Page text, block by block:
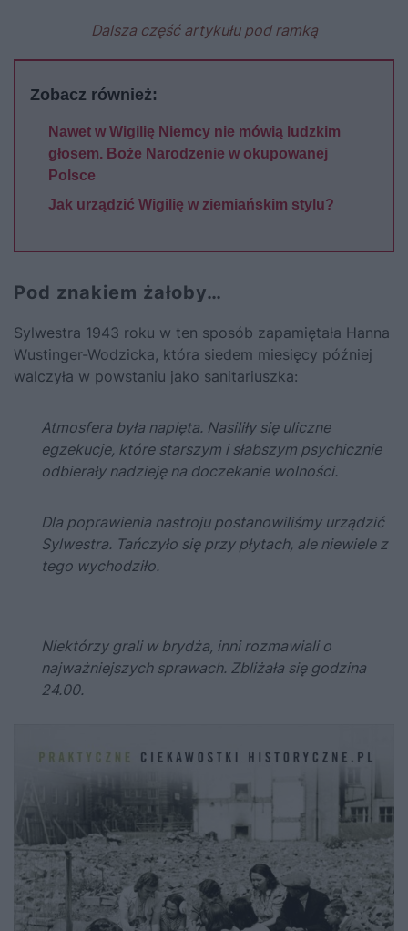
Dalsza część artykułu pod ramką
Zobacz również:
Nawet w Wigilię Niemcy nie mówią ludzkim
głosem. Boże Narodzenie w okupowanej
Polsce
Jak urządzić Wigilię w ziemiańskim stylu?
Pod znakiem żałoby…
Sylwestra 1943 roku w ten sposób zapamiętała Hanna
Wustinger-Wodzicka, która siedem miesięcy później
walczyła w powstaniu jako sanitariuszka:
Atmosfera była napięta. Nasiliły się uliczne
egzekucje, które starszym i słabszym psychicznie
odbierały nadzieję na doczekanie wolności.
Dla poprawienia nastroju postanowiliśmy urządzić
Sylwestra. Tańczyło się przy płytach, ale niewiele z
tego wychodziło.
Niektórzy grali w brydża, inni rozmawiali o
najważniejszych sprawach. Zbliżała się godzina
24.00.